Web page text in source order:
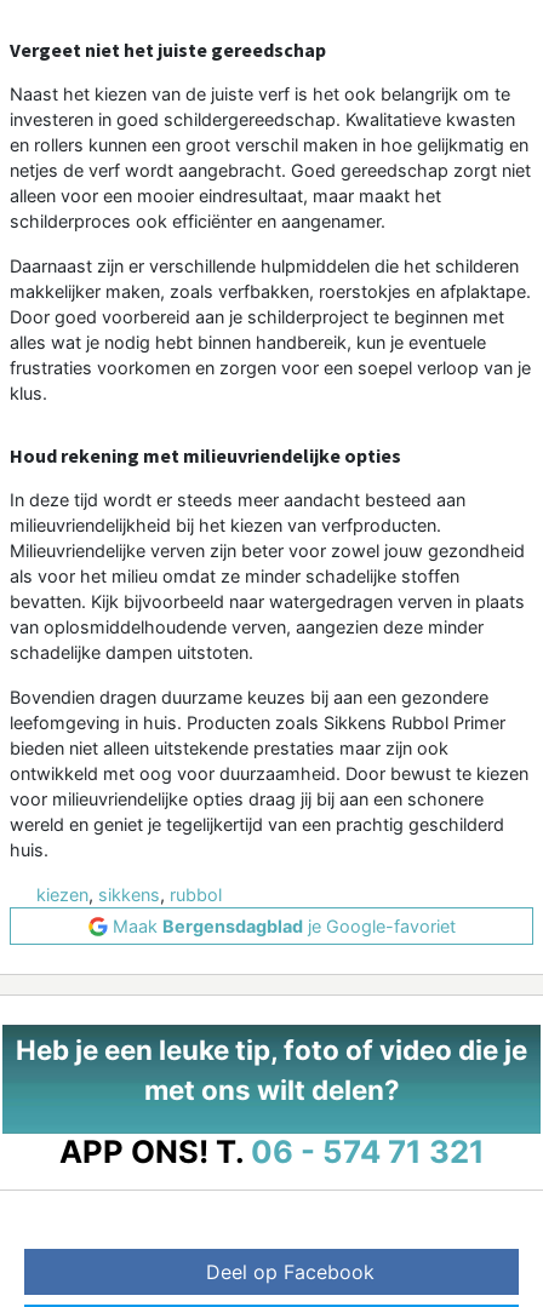
Vergeet niet het juiste gereedschap
Naast het kiezen van de juiste verf is het ook belangrijk om te
investeren in goed schildergereedschap. Kwalitatieve kwasten
en rollers kunnen een groot verschil maken in hoe gelijkmatig en
netjes de verf wordt aangebracht. Goed gereedschap zorgt niet
alleen voor een mooier eindresultaat, maar maakt het
schilderproces ook efficiënter en aangenamer.
Daarnaast zijn er verschillende hulpmiddelen die het schilderen
makkelijker maken, zoals verfbakken, roerstokjes en afplaktape.
Door goed voorbereid aan je schilderproject te beginnen met
alles wat je nodig hebt binnen handbereik, kun je eventuele
frustraties voorkomen en zorgen voor een soepel verloop van je
klus.
Houd rekening met milieuvriendelijke opties
In deze tijd wordt er steeds meer aandacht besteed aan
milieuvriendelijkheid bij het kiezen van verfproducten.
Milieuvriendelijke verven zijn beter voor zowel jouw gezondheid
als voor het milieu omdat ze minder schadelijke stoffen
bevatten. Kijk bijvoorbeeld naar watergedragen verven in plaats
van oplosmiddelhoudende verven, aangezien deze minder
schadelijke dampen uitstoten.
Bovendien dragen duurzame keuzes bij aan een gezondere
leefomgeving in huis. Producten zoals Sikkens Rubbol Primer
bieden niet alleen uitstekende prestaties maar zijn ook
ontwikkeld met oog voor duurzaamheid. Door bewust te kiezen
voor milieuvriendelijke opties draag jij bij aan een schonere
wereld en geniet je tegelijkertijd van een prachtig geschilderd
huis.
kiezen, sikkens, rubbol
Maak Bergensdagbladje Google-favoriet
Heb je een leuke tip, foto of video die je
met ons wilt delen?
APP ONS! T. 06 - 574 71 321
Deel op Facebook